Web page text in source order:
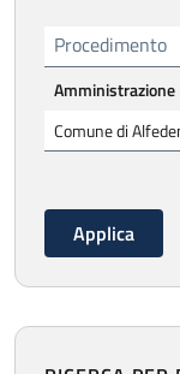
Procedimento
Amministrazione